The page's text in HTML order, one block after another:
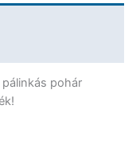
pálinkás pohár